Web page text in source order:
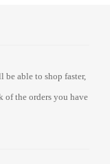
able to shop faster,
of the orders you have